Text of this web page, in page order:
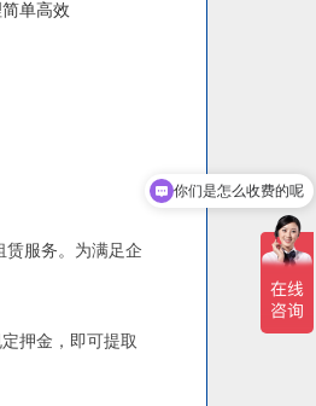
单高效
赁服务。为满足企
押金，即可提取
你们是怎么收费的呢